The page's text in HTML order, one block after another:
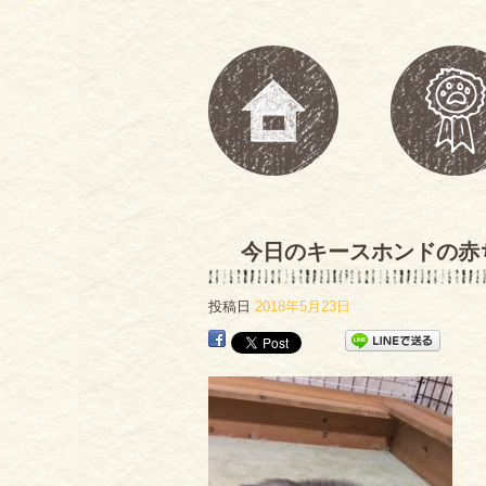
今日のキースホンドの赤
投稿日 2018年5月23日